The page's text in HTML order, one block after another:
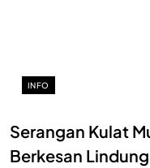
INFO
Serangan Kulat
Berkesan